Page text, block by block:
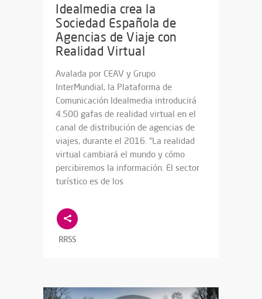
Idealmedia crea la
Sociedad Española de
Agencias de Viaje con
Realidad Virtual
Avalada por CEAV y Grupo
InterMundial, la Plataforma de
Comunicación Idealmedia introducirá
4.500 gafas de realidad virtual en el
canal de distribución de agencias de
viajes, durante el 2016. “La realidad
virtual cambiará el mundo y cómo
percibiremos la información. El sector
turístico es de los
RRSS